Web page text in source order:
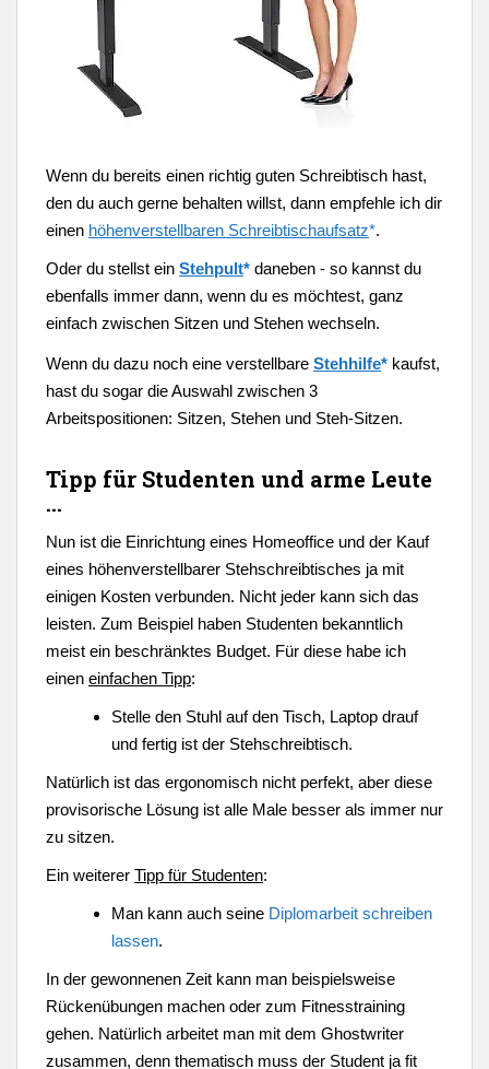
Wenn du bereits einen richtig guten Schreibtisch hast,
den du auch gerne behalten willst, dann empfehle ich dir
einen höhenverstellbaren Schreibtischaufsatz*.
Oder du stellst ein Stehpult* daneben - so kannst du
ebenfalls immer dann, wenn du es möchtest, ganz
einfach zwischen Sitzen und Stehen wechseln.
Wenn du dazu noch eine verstellbare Stehhilfe* kaufst,
hast du sogar die Auswahl zwischen 3
Arbeitspositionen: Sitzen, Stehen und Steh-Sitzen.
Tipp für Studenten und arme Leute
...
Nun ist die Einrichtung eines Homeoffice und der Kauf
eines höhenverstellbarer Stehschreibtisches ja mit
einigen Kosten verbunden. Nicht jeder kann sich das
leisten. Zum Beispiel haben Studenten bekanntlich
meist ein beschränktes Budget. Für diese habe ich
einen einfachen Tipp:
Stelle den Stuhl auf den Tisch, Laptop drauf
und fertig ist der Stehschreibtisch.
Natürlich ist das ergonomisch nicht perfekt, aber diese
provisorische Lösung ist alle Male besser als immer nur
zu sitzen.
Ein weiterer Tipp für Studenten:
Man kann auch seine Diplomarbeit schreiben
lassen.
In der gewonnenen Zeit kann man beispielsweise
Rückenübungen machen oder zum Fitnesstraining
gehen. Natürlich arbeitet man mit dem Ghostwriter
zusammen, denn thematisch muss der Student ja fit